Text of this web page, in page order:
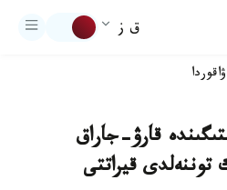
ق ز
اقوردا
قارۋ-جاراق